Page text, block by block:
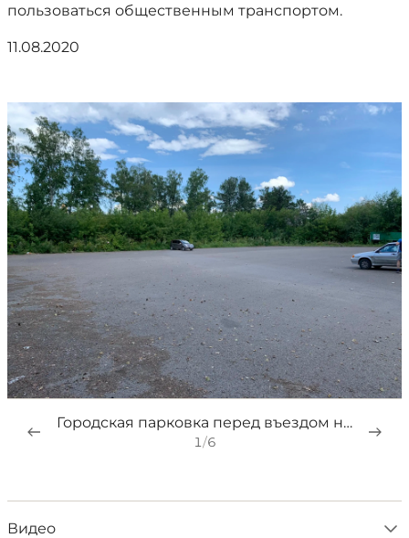
пользоваться общественным транспортом.
11.08.2020
Городская парковка перед въездом на "Столбы"
1/6
Видео